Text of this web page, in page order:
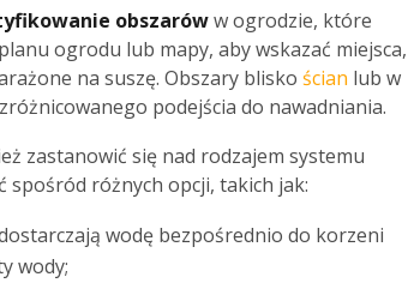
obszaróww ogrodzie, które
ogrodu lub mapy, aby wskazać miejsca,
na suszę. Obszary blisko ścian lub w
podejścia do nawadniania.
zastanowić się nad rodzajem systemu
spośród różnych opcji, takich jak:
wodę bezpośrednio do korzeni
wody;